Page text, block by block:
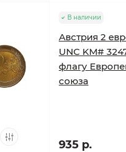
В наличии
Австрия 2
UNC KM#
флагу
союза
935 р.